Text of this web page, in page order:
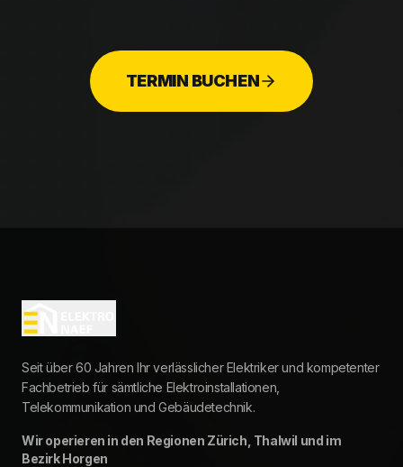
TERMIN BUCHEN
Seit über 60 Jahren Ihr verlässlicher Elektriker und kompetenter
Fachbetrieb für sämtliche Elektroinstallationen,
Telekommunikation und Gebäudetechnik.
Wir operieren in den Regionen Zürich, Thalwil und im
Bezirk Horgen